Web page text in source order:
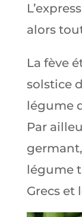
alors
La fève
solstice
légume
Par
légume
Grecs et